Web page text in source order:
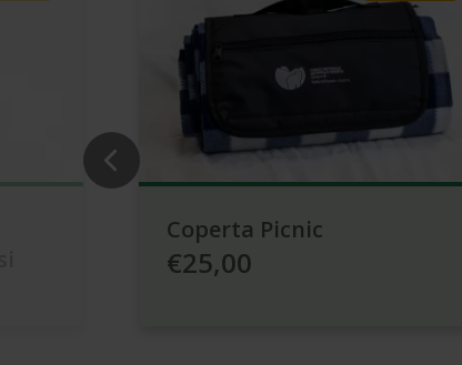
Coperta Picnic
€25,00